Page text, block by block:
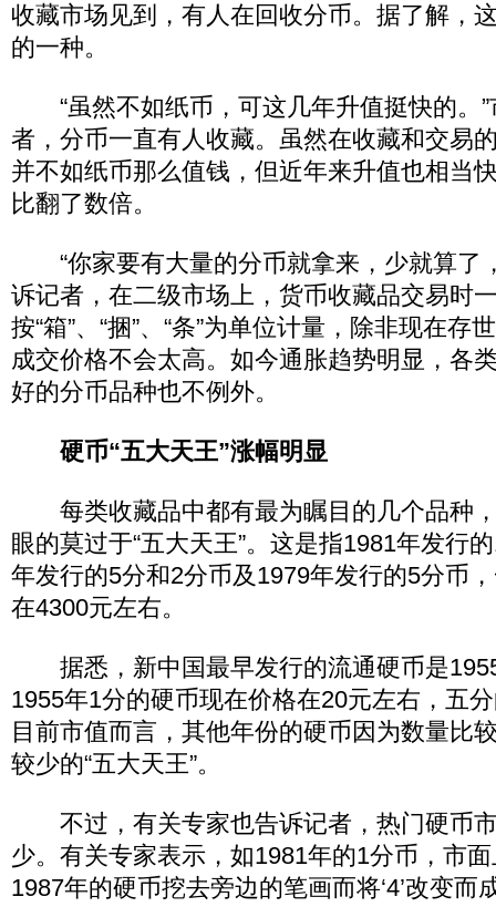
收藏市场见到，有人在回收分币。据了解，
的一种。
“虽然不如纸币，可这几年升值挺快的。”
者，分币一直有人收藏。虽然在收藏和交易
并不如纸币那么值钱，但近年来升值也相当
比翻了数倍。
“你家要有大量的分币就拿来，少就算了
诉记者，在二级市场上，货币收藏品交易时
按“箱”、“捆”、“条”为单位计量，除非现在存
成交价格不会太高。如今通胀趋势明显，各
好的分币品种也不例外。
硬币“五大天王”涨幅明显
每类收藏品中都有最为瞩目的几个品种
眼的莫过于“五大天王”。这是指1981年发行
年发行的5分和2分币及1979年发行的5分币
在4300元左右。
据悉，新中国最早发行的流通硬币是
1955年1分的硬币现在价格在20元左右，五
目前市值而言，其他年份的硬币因为数量比
较少的“五大天王”。
不过，有关专家也告诉记者，热门硬币
少。有关专家表示，如1981年的1分币，市
1987年的硬币挖去旁边的笔画而将‘4’改变而